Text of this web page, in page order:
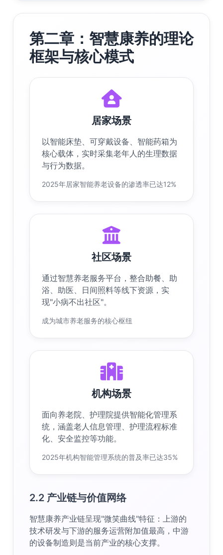
第二章：智慧康养的理论
框架与核心模式
居家场景
以智能床垫、可穿戴设备、智能药箱为
核心载体，实时采集老年人的生理数据
与行为数据。
2025年居家智能养老设备的渗透率已达12%
社区场景
通过智慧养老服务平台，整合助餐、助
浴、助医、日间照料等线下资源，实
现"小病不出社区"。
成为城市养老服务的核心枢纽
机构场景
面向养老院、护理院提供智能化管理系
统，涵盖老人信息管理、护理流程标准
化、安全监控等功能。
2025年机构智能管理系统的普及率已达35%
2.2 产业链与价值网络
智慧康养产业链呈现"微笑曲线"特征：上游的
技术研发与下游的服务运营附加值最高，中游
的设备制造则是当前产业的核心支撑。